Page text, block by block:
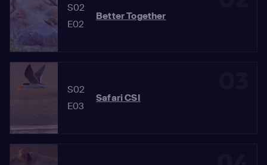
S02
E02
Better Together
S02
E03
Safari CSI